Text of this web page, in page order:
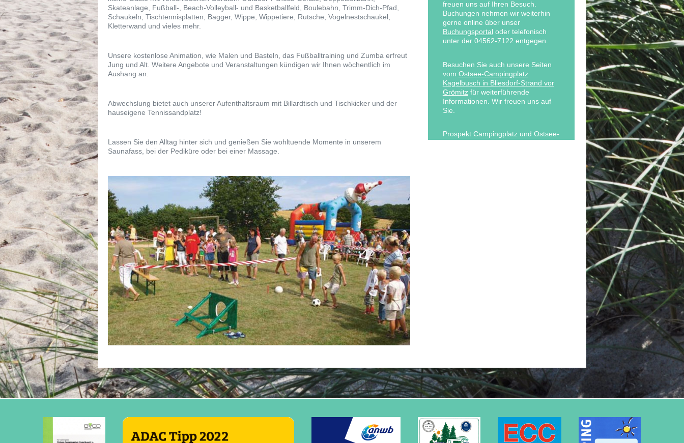
Skateanlage, Fußball-, Beach-Volleyball- und Basketballfeld, Boulebahn, Trimm-Dich-Pfad,
Schaukeln, Tischtennisplatten, Bagger, Wippe, Wippetiere, Rutsche, Vogelnestschaukel,
Kletterwand und vieles mehr.
Unsere kostenlose Animation, wie Malen und Basteln, das Fußballtraining und Zumba erfreut
Jung und Alt. Weitere Angebote und Veranstaltungen kündigen wir Ihnen wöchentlich im
Aushang an.
Abwechslung bietet auch unserer Aufenthaltsraum mit Billardtisch und Tischkicker und der
hauseigene Tennissandplatz!
Lassen Sie den Alltag hinter sich und genießen Sie wohltuende Momente in unserem
Saunafass, bei der Pediküre oder bei einer Massage.